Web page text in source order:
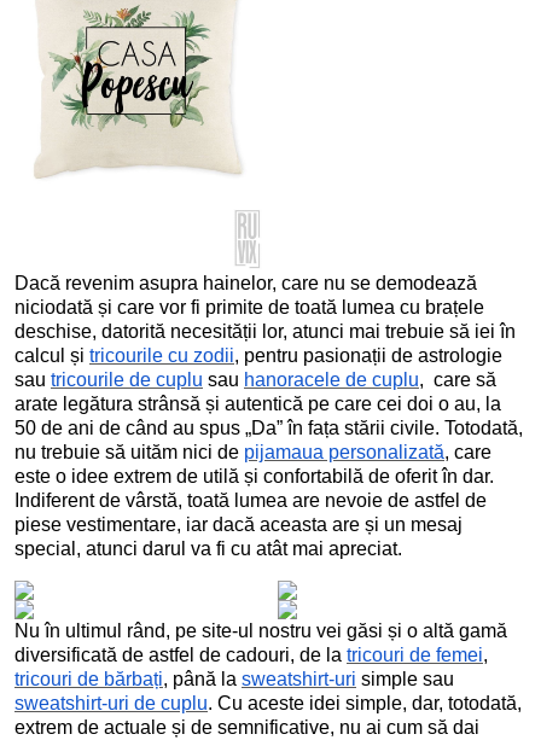
Dacă revenim asupra hainelor, care nu se demodează
niciodată și care vor fi primite de toată lumea cu brațele
deschise, datorită necesității lor, atunci mai trebuie să iei în
calcul și tricourile cu zodii, pentru pasionații de astrologie
sau tricourile de cuplu sau hanoracele de cuplu, care să
arate legătura strânsă și autentică pe care cei doi o au, la
50 de ani de când au spus „Da” în fața stării civile. Totodată,
nu trebuie să uităm nici de pijamaua personalizată, care
este o idee extrem de utilă și confortabilă de oferit în dar.
Indiferent de vârstă, toată lumea are nevoie de astfel de
piese vestimentare, iar dacă aceasta are și un mesaj
special, atunci darul va fi cu atât mai apreciat.
Nu în ultimul rând, pe site-ul nostru vei găsi și o altă gamă
diversificată de astfel de cadouri, de la tricouri de femei,
tricouri de bărbați, până la sweatshirt-uri simple sau
sweatshirt-uri de cuplu. Cu aceste idei simple, dar, totodată,
extrem de actuale și de semnificative, nu ai cum să dai